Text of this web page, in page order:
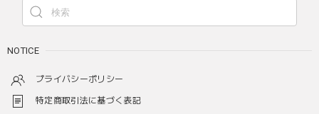
NOTICE
プライバシーポリシー
特定商取引法に基づく表記